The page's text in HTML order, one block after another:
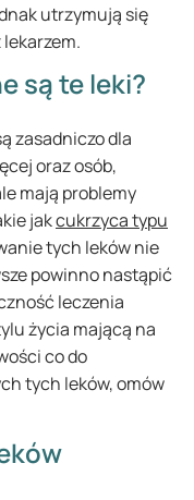
utrzymują się
są te leki?
zasadniczo dla
oraz osób,
mają problemy
jakcukrzyca typu
tych leków nie
powinno nastąpić
leczenia
życia mającą na
co do
tych leków, omów